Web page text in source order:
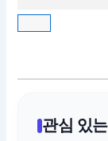
관심 있